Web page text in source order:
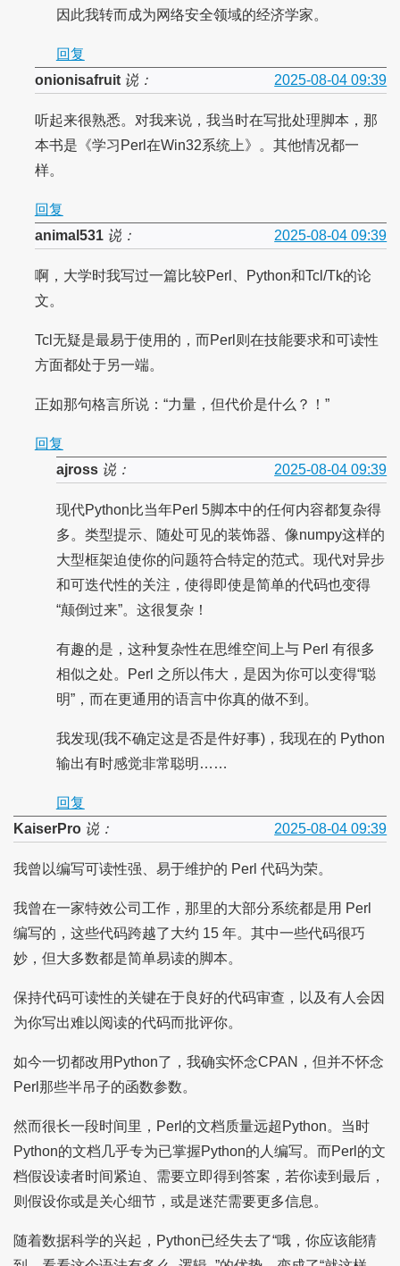
因此我转而成为网络安全领域的经济学家。
回复
onionisafruit说： 2025-08-04 09:39
听起来很熟悉。对我来说，我当时在写批处理脚本，那
本书是《学习Perl在Win32系统上》。其他情况都一
样。
回复
animal531说： 2025-08-04 09:39
啊，大学时我写过一篇比较Perl、Python和Tcl/Tk的论
文。
Tcl无疑是最易于使用的，而Perl则在技能要求和可读性
方面都处于另一端。
正如那句格言所说：“力量，但代价是什么？！”
回复
ajross说： 2025-08-04 09:39
现代Python比当年Perl 5脚本中的任何内容都复杂得
多。类型提示、随处可见的装饰器、像numpy这样的
大型框架迫使你的问题符合特定的范式。现代对异步
和可迭代性的关注，使得即使是简单的代码也变得
“颠倒过来”。这很复杂！
有趣的是，这种复杂性在思维空间上与 Perl 有很多
相似之处。Perl 之所以伟大，是因为你可以变得“聪
明”，而在更通用的语言中你真的做不到。
我发现(我不确定这是否是件好事)，我现在的 Python
输出有时感觉非常聪明……
回复
KaiserPro说： 2025-08-04 09:39
我曾以编写可读性强、易于维护的 Perl 代码为荣。
我曾在一家特效公司工作，那里的大部分系统都是用 Perl
编写的，这些代码跨越了大约 15 年。其中一些代码很巧
妙，但大多数都是简单易读的脚本。
保持代码可读性的关键在于良好的代码审查，以及有人会因
为你写出难以阅读的代码而批评你。
如今一切都改用Python了，我确实怀念CPAN，但并不怀念
Perl那些半吊子的函数参数。
然而很长一段时间里，Perl的文档质量远超Python。当时
Python的文档几乎专为已掌握Python的人编写。而Perl的文
档假设读者时间紧迫、需要立即得到答案，若你读到最后，
则假设你或是关心细节，或是迷茫需要更多信息。
随着数据科学的兴起，Python已经失去了“哦，你应该能猜